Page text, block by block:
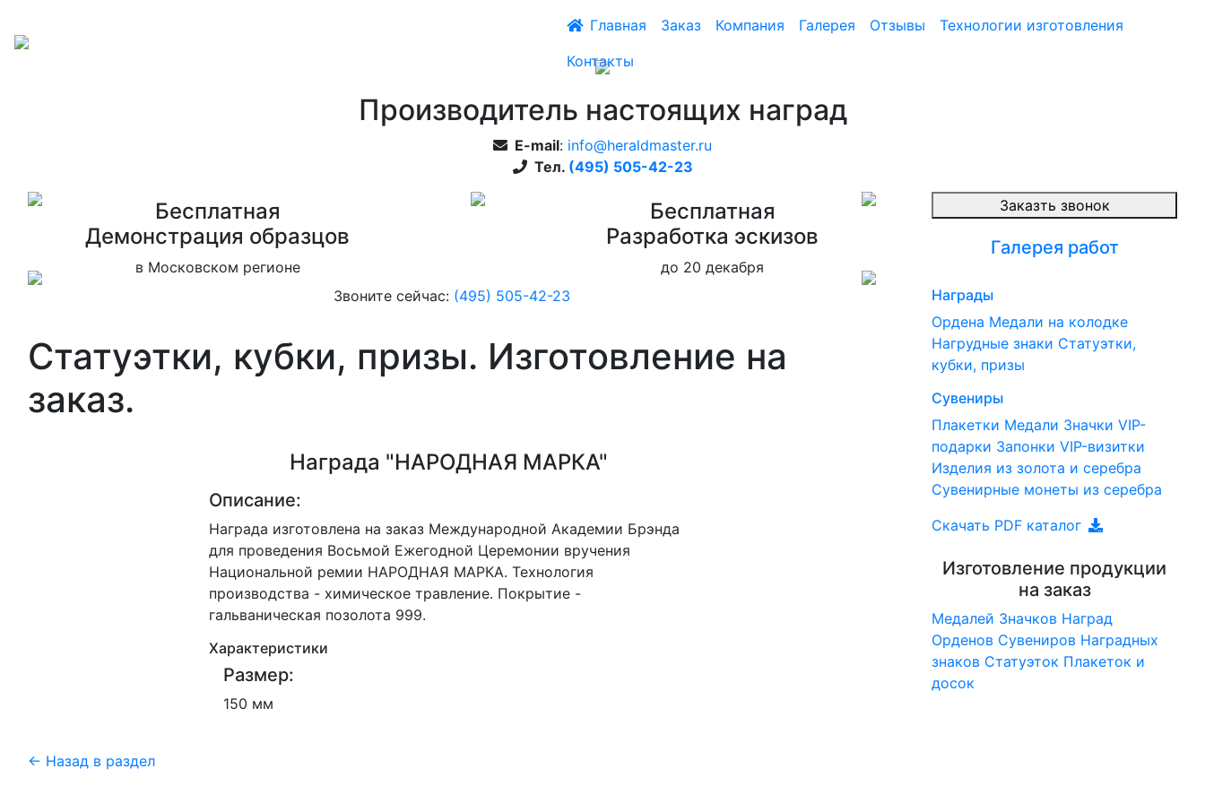
Производитель настоящих наград
E-mail: info@heraldmaster.ru
Тел. (495) 505-42-23
Главная Заказ Компания Галерея Отзывы
Технологии изготовления
Контакты
Бесплатная
Дeмонстрация образцов
в Московском регионе
Бесплатная
Pазработка эскизов
до 20 декабря
Звоните сейчас: (495) 505-42-23
Статуэтки, кубки, призы. Изготовление на
заказ.
Награда "НАРОДНАЯ МАРКА"
Описание:
Награда изготовлена на заказ Международной Академии Брэнда
для проведения Восьмой Ежегодной Церемонии вручения
Национальной ремии НАРОДНАЯ МАРКА. Технология
производства - химическое травление. Покрытие -
гальваническая позолота 999.
Характеристики
Размер:
150 мм
← Назад в раздел
Заказть звонок
Галерея работ
Награды
Ордена Медали на колодке
Нагрудные знаки Статуэтки,
кубки, призы
Сувениры
Плакетки Медали Значки VIP-
подарки Запонки VIP-визитки
Изделия из золота и серебра
Сувенирные монеты из серебра
Скачать PDF каталог
Изготовление продукции
на заказ
Медалей Значков Наград
Орденов Сувениров Наградныx
знаков Статуэток Плакеток и
досок